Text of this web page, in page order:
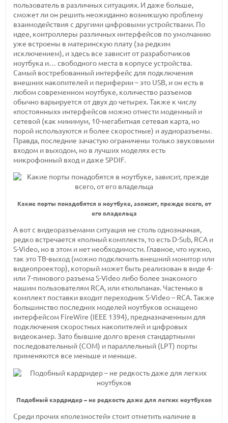
пользователь в различных ситуациях. И даже больше,
сможет ли он решить неожиданно возникшую проблему
взаимодействия с другими цифровыми устройствами. По
идее, контроллеры различных интерфейсов по умолчанию
уже встроены в материнскую плату (за редким
исключением), и здесь все зависит от разработчиков
ноутбука и… свободного места в корпусе устройства.
Самый востребованный интерфейс для подключения
внешних накопителей и периферии – это USB, и он есть в
любом современном ноутбуке, количество разъемов
обычно варьируется от двух до четырех. Также к числу
«постоянных» интерфейсов можно отнести модемный и
сетевой (как минимум, 10-мегабитная сетевая карта, но
порой используются и более скоростные) и аудиоразъемы.
Правда, последние зачастую ограничены только звуковыми
входом и выходом, но в лучших моделях есть
микрофонный вход и даже SPDIF.
Какие порты понадобятся в ноутбуке, зависит, прежде всего, от
его владельца
А вот с видеоразъемами ситуация не столь однозначная,
редко встречается «полный комплект», то есть D-Sub, RCA и
S-Video, но в этом и нет необходимости. Главное, что нужно,
так это ТВ-выход (можно подключить внешний монитор или
видеопроектор), который может быть реализован в виде 4-
или 7-пинового разъема S-Video либо более знакомого
нашим пользователям RCA, или «тюльпана». Частенько в
комплект поставки входит переходник S-Video – RCA. Также
большинство последних моделей ноутбуков оснащено
интерфейсом FireWire (IEEE 1394), предназначенным для
подключения скоростных накопителей и цифровых
видеокамер. Зато бывшие долго время стандартными
последовательный (COM) и параллельный (LPT) порты
применяются все меньше и меньше.
Подобный кардридер – не редкость даже для легких ноутбуков
Среди прочих «полезностей» стоит отметить наличие в